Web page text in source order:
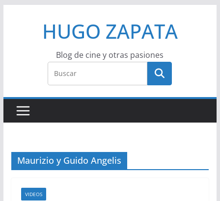
HUGO ZAPATA
Blog de cine y otras pasiones
Maurizio y Guido Angelis
VIDEOS